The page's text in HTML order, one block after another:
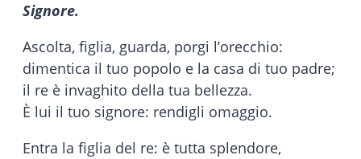
Signore.
Ascolta, figlia, guarda, porgi l’orecchio:
dimentica il tuo popolo e la casa di tuo padre;
il re è invaghito della tua bellezza.
È lui il tuo signore: rendigli omaggio.
Entra la figlia del re: è tutta splendore,